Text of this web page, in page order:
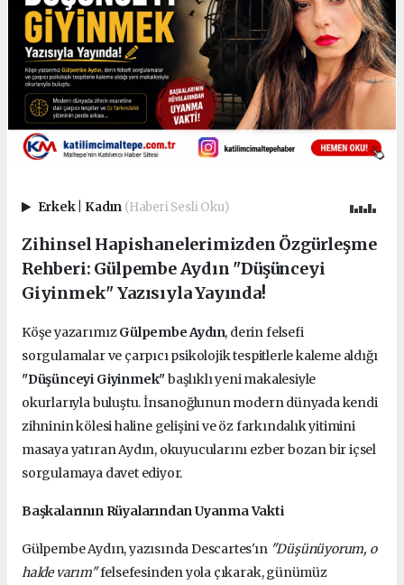
Erkek Kadın (Haberi Sesli Oku)
Zihinsel Hapishanelerimizden Özgürleşme
Rehberi: Gülpembe Aydın "Düşünceyi
Giyinmek" Yazısıyla Yayında!
Köşe yazarımızGülpembe Aydın, derin felsefi
sorgulamalar ve çarpıcı psikolojik tespitlerle kaleme aldığı
"Düşünceyi Giyinmek"başlıklı yeni makalesiyle
okurlarıyla buluştu. İnsanoğlunun modern dünyada kendi
zihninin kölesi haline gelişini ve öz farkındalık yitimini
masaya yatıran Aydın, okuyucularını ezber bozan bir içsel
sorgulamaya davet ediyor.
Başkalarının Rüyalarından Uyanma Vakti
Gülpembe Aydın, yazısında Descartes'ın "Düşünüyorum, o
halde varım"felsefesinden yola çıkarak, günümüz